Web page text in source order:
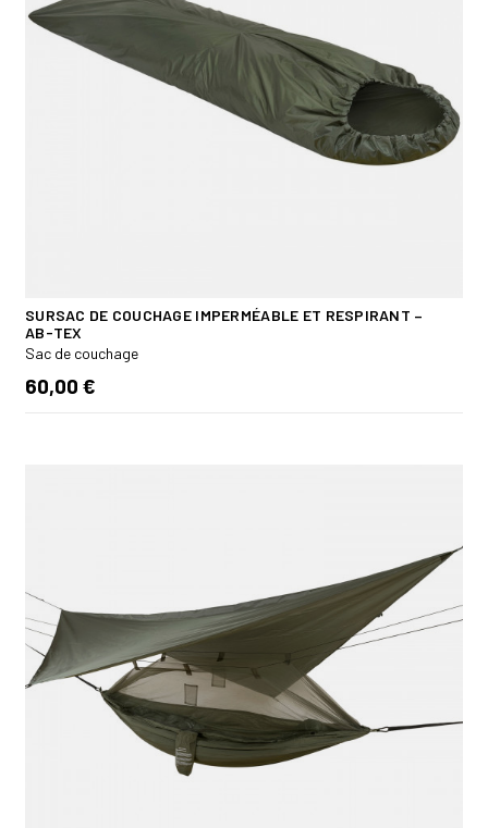
SURSAC DE COUCHAGE IMPERMÉABLE ET RESPIRANT –
AB-TEX
Sac de couchage
60,00 €